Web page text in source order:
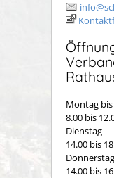
Montag
8.00 bis
14.00 bis
Donnerstag
14.00 bis